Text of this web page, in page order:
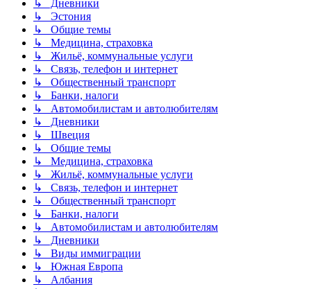
↳ Дневники
↳ Эстония
↳ Общие темы
↳ Медицина, страховка
↳ Жильё, коммунальные услуги
↳ Связь, телефон и интернет
↳ Общественный транспорт
↳ Банки, налоги
↳ Автомобилистам и автолюбителям
↳ Дневники
↳ Швеция
↳ Общие темы
↳ Медицина, страховка
↳ Жильё, коммунальные услуги
↳ Связь, телефон и интернет
↳ Общественный транспорт
↳ Банки, налоги
↳ Автомобилистам и автолюбителям
↳ Дневники
↳ Виды иммиграции
↳ Южная Европа
↳ Албания